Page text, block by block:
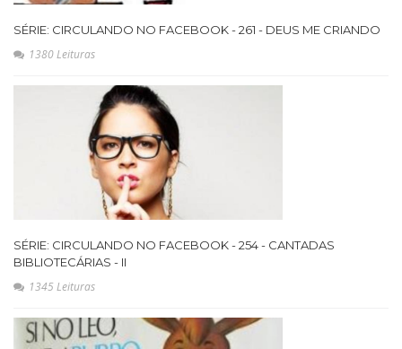
SÉRIE: CIRCULANDO NO FACEBOOK - 261 - DEUS ME CRIANDO
1380 Leituras
SÉRIE: CIRCULANDO NO FACEBOOK - 254 - CANTADAS
BIBLIOTECÁRIAS - II
1345 Leituras